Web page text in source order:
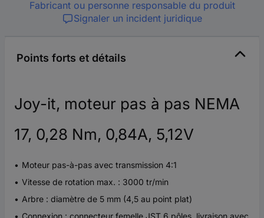
Fabricant ou personne responsable du produit
Signaler un incident juridique
Points forts et détails
Joy-it, moteur pas à pas NEMA
17, 0,28 Nm, 0,84A, 5,12V
Moteur pas-à-pas avec transmission 4:1
Vitesse de rotation max. : 3000 tr/min
Arbre : diamètre de 5 mm (4,5 au point plat)
Connexion : connecteur femelle JST 6 pôles, livraison avec